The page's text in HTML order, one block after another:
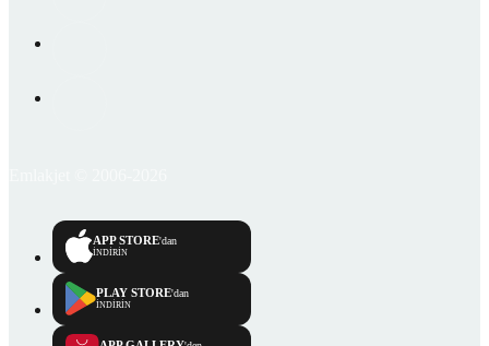
APP STORE'dan
İNDİRİN
PLAY STORE'dan
İNDİRİN